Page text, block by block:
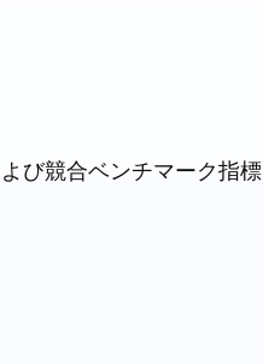
び競合ベンチマーク指標